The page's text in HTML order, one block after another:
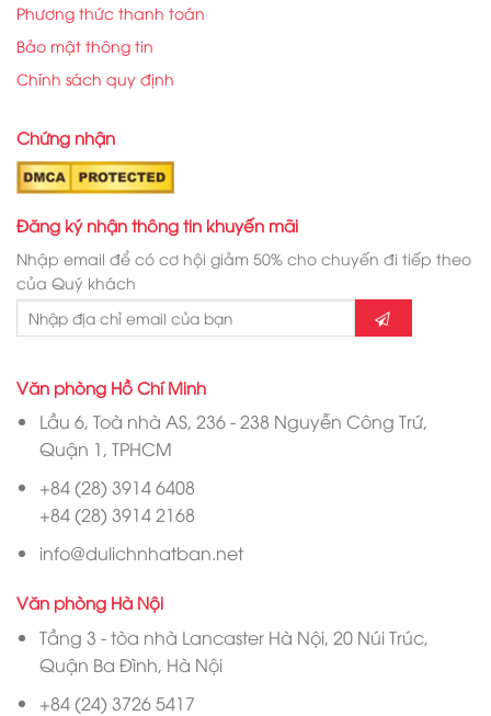
Phương thức thanh toán
Bảo mật thông tin
Chính sách quy định
Chứng nhận
Đăng ký nhận thông tin khuyến mãi
Nhập email để có cơ hội giảm 50% cho chuyến đi tiếp theo
của Quý khách
Văn phòng Hồ Chí Minh
Lầu 6, Toà nhà AS, 236 - 238 Nguyễn Công Trứ,
Quận 1, TPHCM
+84 (28) 3914 6408
+84 (28) 3914 2168
info@dulichnhatban.net
Văn phòng Hà Nội
Tầng 3 - tòa nhà Lancaster Hà Nội, 20 Núi Trúc,
Quận Ba Đình, Hà Nội
+84 (24) 3726 5417